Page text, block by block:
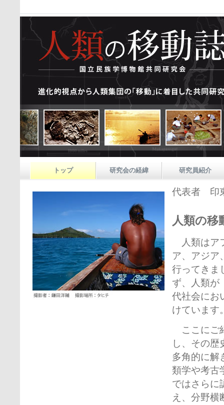
トップ 研究会の経緯 研究員紹介
代表者 印
人類の移
人類はア
ア、アジア
行ってきま
ず、人類が
代社会にお
けています
ここにご
し、その歴
多角的に解
類学や考古
ではさらに
え、分野横